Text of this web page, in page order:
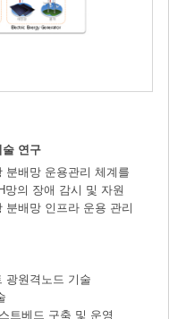
연구
분배망 운용관리 체계를
망의 장애 감시 및 자원
분배망 인프라 운용 관리
광원격노드 기술
트베드 구축 및 운영